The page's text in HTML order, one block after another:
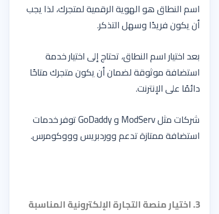
اسم النطاق هو الهوية الرقمية لمتجرك، لذا يجب
أن يكون فريدًا وسهل التذكر.
بعد اختيار اسم النطاق، تحتاج إلى اختيار خدمة
استضافة موثوقة لضمان أن يكون متجرك متاحًا
دائمًا على الإنترنت.
شركات مثل ModServ و GoDaddy توفر خدمات
استضافة ممتازة تدعم ووردبريس وووكومرس.
3. اختيار منصة التجارة الإلكترونية المناسبة